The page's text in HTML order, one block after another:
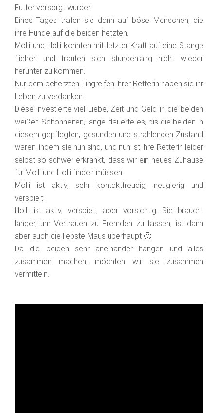
Futter versorgt wurden.
Eines Tages trafen sie dann auf böse Menschen, die
ihre Hunde auf die beiden hetzten.
Molli und Holli konnten mit letzter Kraft auf eine Stange
fliehen und trauten sich stundenlang nicht wieder
herunter zu kommen.
Nur dem beherzten Eingreifen ihrer Retterin haben sie ihr
Leben zu verdanken.
Diese investierte viel Liebe, Zeit und Geld in die beiden
weißen Schönheiten, lange dauerte es, bis die beiden in
diesem gepflegten, gesunden und strahlenden Zustand
waren, indem sie nun sind, und nun ist ihre Retterin leider
selbst so schwer erkrankt, dass wir ein neues Zuhause
für Molli und Holli finden müssen.
Molli ist aktiv, sehr kontaktfreudig, neugierig und
verspielt.
Holli ist aktiv, verspielt, aber vorsichtig. Sie braucht
länger, um Vertrauen zu Fremden zu fassen, ist dann
aber auch die liebste Maus überhaupt 🙂
Da die beiden sehr aneinander hängen und alles
zusammen machen, möchten wir sie zusammen
vermitteln.